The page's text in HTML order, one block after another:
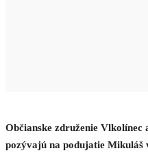
Občianske združenie Vlkolínec
pozývajú na podujatie Mikuláš